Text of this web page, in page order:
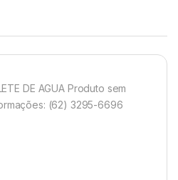
DE AGUA Produto sem
(62) 3295-6696